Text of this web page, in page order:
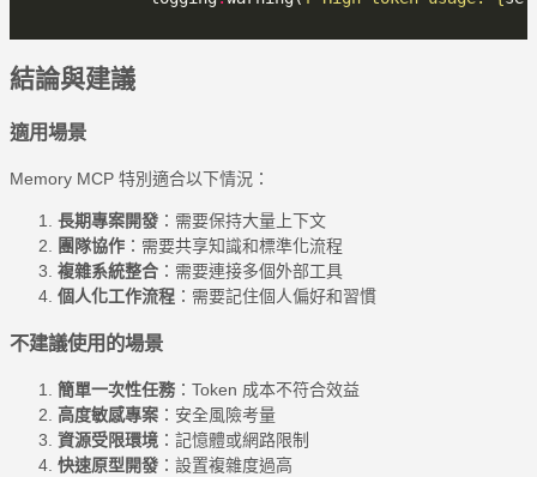
結論與建議
適用場景
Memory MCP 特別適合以下情況：
長期專案開發 ：需要保持大量上下文
團隊協作 ：需要共享知識和標準化流程
複雜系統整合 ：需要連接多個外部工具
個人化工作流程 ：需要記住個人偏好和習慣
不建議使用的場景
簡單一次性任務 ：Token 成本不符合效益
高度敏感專案 ：安全風險考量
資源受限環境 ：記憶體或網路限制
快速原型開發 ：設置複雜度過高